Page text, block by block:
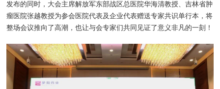
发布的同时，大会主席解放军东部战区总医院华海清教授、吉林省肿
瘤医院张越教授为参会医院代表及企业代表赠送专家共识单行本，将
整场会议推向了高潮，也让与会专家们共同见证了意义非凡的一刻！